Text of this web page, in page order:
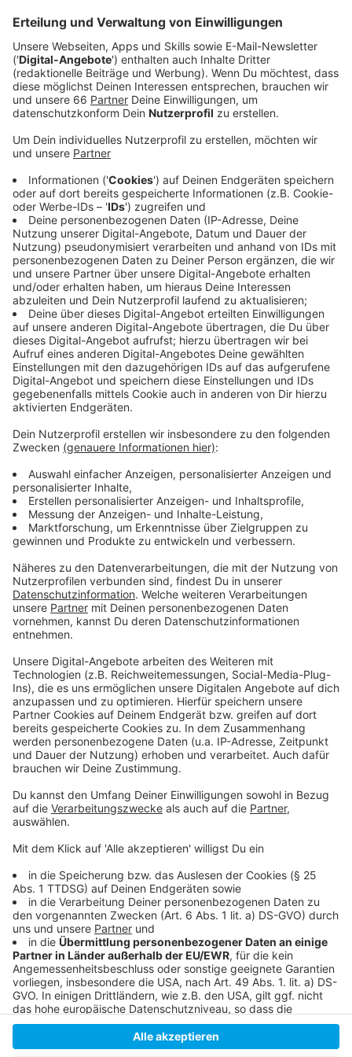
Rahmenprogramm des "
Japan-Tages
um die japanische Kultur in Düsseldorf über
mehrere Tage hinweg erlebbar zu machen.
Veröffentlicht:Donnerstag, 27.03.2025 05:49
Vielfältige Veranstaltungen und Aktivitäten
Anzeige
Das wird es bei der "Japan-Woche" geben: Zum
Beispiel zahlreiche Events und Aktivitäten. Museen
und Galerien bieten spezielle Ausstellungen, Führungen
und Workshops zu japanischer Kunst, Geschichte und
Kultur an. Clubs feiern die moderne japanische
Popkultur. Auch einjapanischer Wirtschaftstagist
wieder geplant.
Anzeige
Highlight und Abschluss
Anzeige
Highlight der "Japan-Woche" ist wie gewohnt der
Samstag (24. Mai 2025). Den Abschluss bildet
traditionell das abendliche Höhen-Feuerwerk am
Rheinufer.
Anzeige
Weitere Infos und Links zum Thema:
Anzeige
So berichtet D.LIVE über die "Japan-Woche"
Hier geht es zum Programm
Auch ein Manga-Zeichenwettbewerb ist geplant
Anzeige